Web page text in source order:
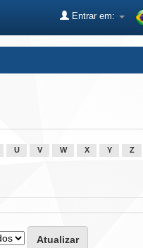
Entrar em:
U V W X Y Z